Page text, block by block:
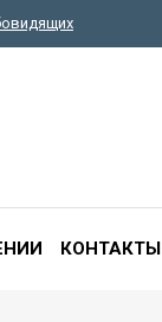
КОНТАКТЫ